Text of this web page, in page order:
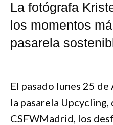
La fotógrafa
los momentos
pasarela
El pasado lunes 25
la pasarela
CSFWMadrid, los